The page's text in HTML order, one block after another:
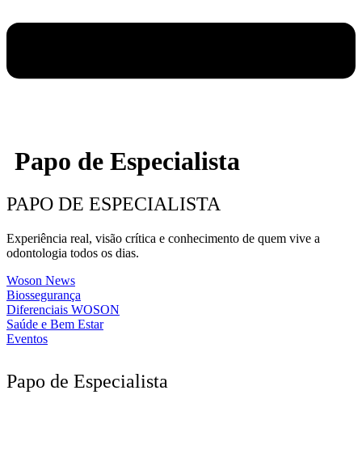
Papo de Especialista
PAPO DE ESPECIALISTA
Experiência real, visão crítica e conhecimento de quem vive a
odontologia todos os dias.
Woson News
Biossegurança
Diferenciais WOSON
Saúde e Bem Estar
Eventos
Papo de Especialista